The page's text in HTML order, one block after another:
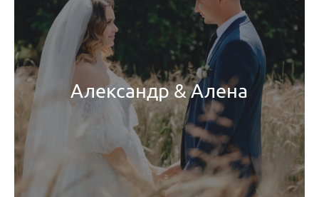
Александр & Алена